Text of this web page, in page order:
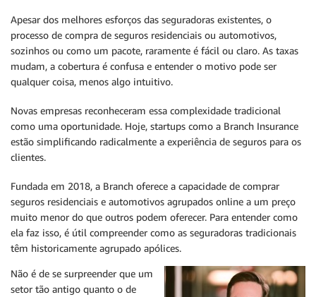
Apesar dos melhores esforços das seguradoras existentes, o
processo de compra de seguros residenciais ou automotivos,
sozinhos ou como um pacote, raramente é fácil ou claro. As taxas
mudam, a cobertura é confusa e entender o motivo pode ser
qualquer coisa, menos algo intuitivo.
Novas empresas reconheceram essa complexidade tradicional
como uma oportunidade. Hoje, startups como a Branch Insurance
estão simplificando radicalmente a experiência de seguros para os
clientes.
Fundada em 2018, a Branch oferece a capacidade de comprar
seguros residenciais e automotivos agrupados online a um preço
muito menor do que outros podem oferecer. Para entender como
ela faz isso, é útil compreender como as seguradoras tradicionais
têm historicamente agrupado apólices.
Não é de se surpreender que um
setor tão antigo quanto o de